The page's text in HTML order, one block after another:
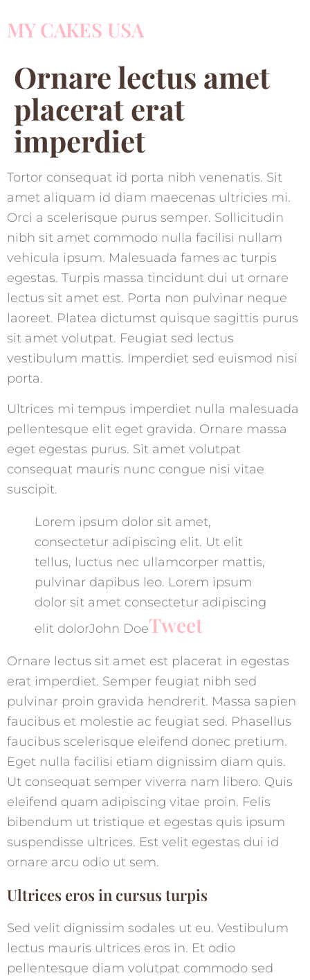
MY CAKES USA
Ornare lectus amet
placerat erat
imperdiet
Tortor consequat id porta nibh venenatis. Sit
amet aliquam id diam maecenas ultricies mi.
Orci a scelerisque purus semper. Sollicitudin
nibh sit amet commodo nulla facilisi nullam
vehicula ipsum. Malesuada fames ac turpis
egestas. Turpis massa tincidunt dui ut ornare
lectus sit amet est. Porta non pulvinar neque
laoreet. Platea dictumst quisque sagittis purus
sit amet volutpat. Feugiat sed lectus
vestibulum mattis. Imperdiet sed euismod nisi
porta.
Ultrices mi tempus imperdiet nulla malesuada
pellentesque elit eget gravida. Ornare massa
eget egestas purus. Sit amet volutpat
consequat mauris nunc congue nisi vitae
suscipit.
Lorem ipsum dolor sit amet,
consectetur adipiscing elit. Ut elit
tellus, luctus nec ullamcorper mattis,
pulvinar dapibus leo. Lorem ipsum
dolor sit amet consectetur adipiscing
elit dolorJohn DoeTweet
Ornare lectus sit amet est placerat in egestas
erat imperdiet. Semper feugiat nibh sed
pulvinar proin gravida hendrerit. Massa sapien
faucibus et molestie ac feugiat sed. Phasellus
faucibus scelerisque eleifend donec pretium.
Eget nulla facilisi etiam dignissim diam quis.
Ut consequat semper viverra nam libero. Quis
eleifend quam adipiscing vitae proin. Felis
bibendum ut tristique et egestas quis ipsum
suspendisse ultrices. Est velit egestas dui id
ornare arcu odio ut sem.
Ultrices eros in cursus turpis
Sed velit dignissim sodales ut eu. Vestibulum
lectus mauris ultrices eros in. Et odio
pellentesque diam volutpat commodo sed